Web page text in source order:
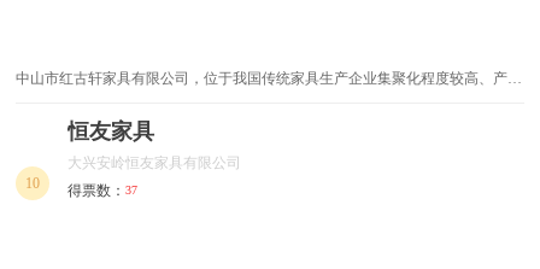
中山市红古轩家具有限公司，位于我国传统家具生产企业集聚化程度较高、产业
爱，一群年轻的工匠创立了红古轩，凭借精湛的工艺和不凡的审美品位，迅速发
店。
10
恒友家具
大兴安岭恒友家具有限公司
得票数：37